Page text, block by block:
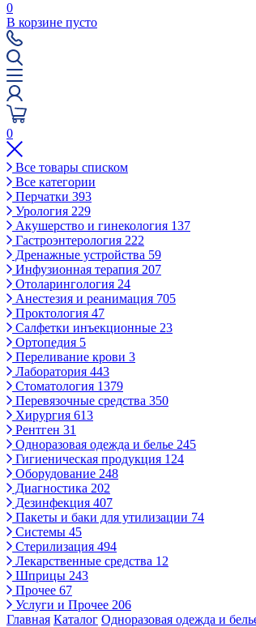
0
В корзине пусто
0
Все товары списком
Все категории
Перчатки 393
Урология 229
Акушерство и гинекология 137
Гастроэнтерология 222
Дренажные устройства 59
Инфузионная терапия 207
Отоларингология 24
Анестезия и реанимация 705
Проктология 47
Салфетки инъекционные 23
Ортопедия 5
Переливание крови 3
Лаборатория 443
Стоматология 1379
Перевязочные средства 350
Хирургия 613
Рентген 31
Одноразовая одежда и белье 245
Гигиеническая продукция 124
Оборудование 248
Диагностика 202
Дезинфекция 407
Пакеты и баки для утилизации 74
Системы 45
Стерилизация 494
Лекарственные средства 12
Шприцы 243
Прочее 67
Услуги и Прочее 206
Главная Каталог Одноразовая одежда и